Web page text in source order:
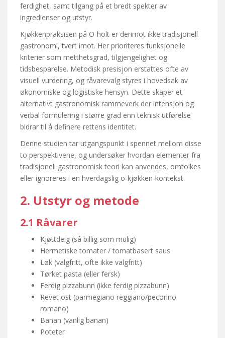
ferdighet, samt tilgang på et bredt spekter av
ingredienser og utstyr.
Kjøkkenpraksisen på O-holt er derimot ikke tradisjonell
gastronomi, tvert imot. Her prioriteres funksjonelle
kriterier som metthetsgrad, tilgjengelighet og
tidsbesparelse. Metodisk presisjon erstattes ofte av
visuell vurdering, og råvarevalg styres i hovedsak av
økonomiske og logistiske hensyn. Dette skaper et
alternativt gastronomisk rammeverk der intensjon og
verbal formulering i større grad enn teknisk utførelse
bidrar til å definere rettens identitet.
Denne studien tar utgangspunkt i spennet mellom disse
to perspektivene, og undersøker hvordan elementer fra
tradisjonell gastronomisk teori kan anvendes, omtolkes
eller ignoreres i en hverdagslig o-kjøkken-kontekst.
2. Utstyr og metode
2.1 Råvarer
Kjøttdeig (så billig som mulig)
Hermetiske tomater / tomatbasert saus
Løk (valgfritt, ofte ikke valgfritt)
Tørket pasta (eller fersk)
Ferdig pizzabunn (ikke ferdig pizzabunn)
Revet ost (parmegiano reggiano/pecorino
romano)
Banan (vanlig banan)
Poteter